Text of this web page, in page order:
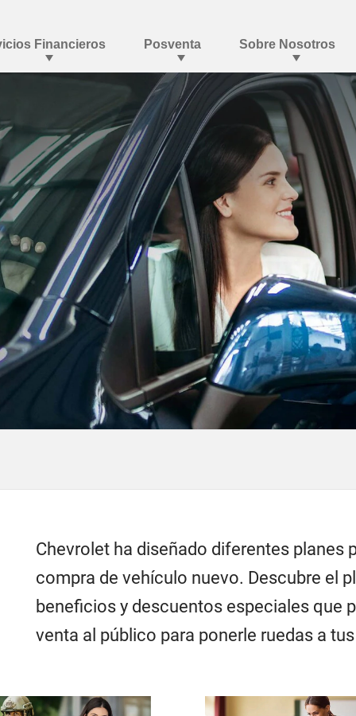
Chevrolet ha diseñado diferentes planes
compra de vehículo nuevo. Descubre el
beneficios y descuentos especiales que
venta al público para ponerle ruedas a